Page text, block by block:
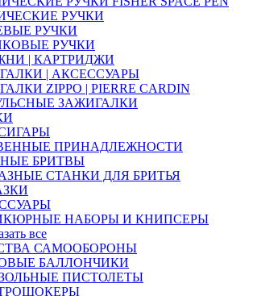
РУЧКИ
РУЧКИ
РУЧКИ
| КАРТРИДЖИ
| АКСЕССУАРЫ
ZIPPO | PIERRE CARDIN
ЗАЖИГАЛКИ
ПРИНАДЛЕЖНОСТИ
БРИТВЫ
СТАНКИ ДЛЯ БРИТЬЯ
НАБОРЫ И КНИПСЕРЫ
все
САМООБОРОНЫ
БАЛЛОНЧИКИ
ПИСТОЛЕТЫ